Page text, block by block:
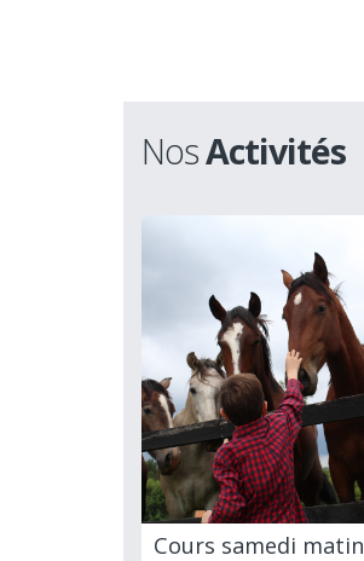
NosActivités
Cours samedi matin